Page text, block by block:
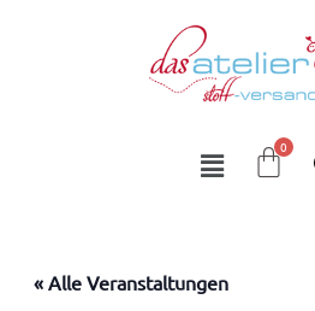
« Alle Veranstaltungen